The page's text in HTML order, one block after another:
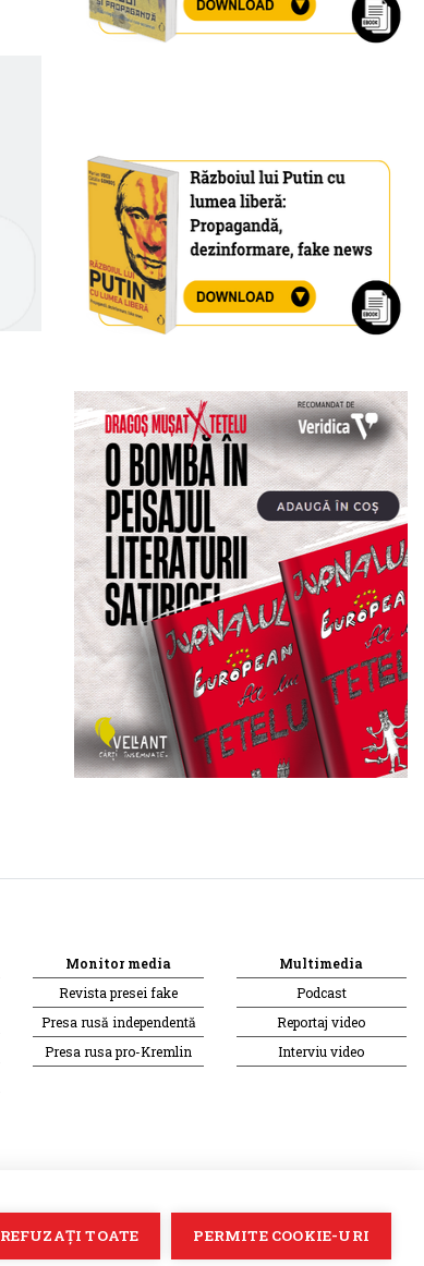
Monitor media
Revista presei fake
Presa rusă independentă
Presa rusa pro-Kremlin
Multimedia
Podcast
Reportaj video
Interviu video
Soluție webTreeworks
REFUZAȚI TOATE PERMITE COOKIE-URI